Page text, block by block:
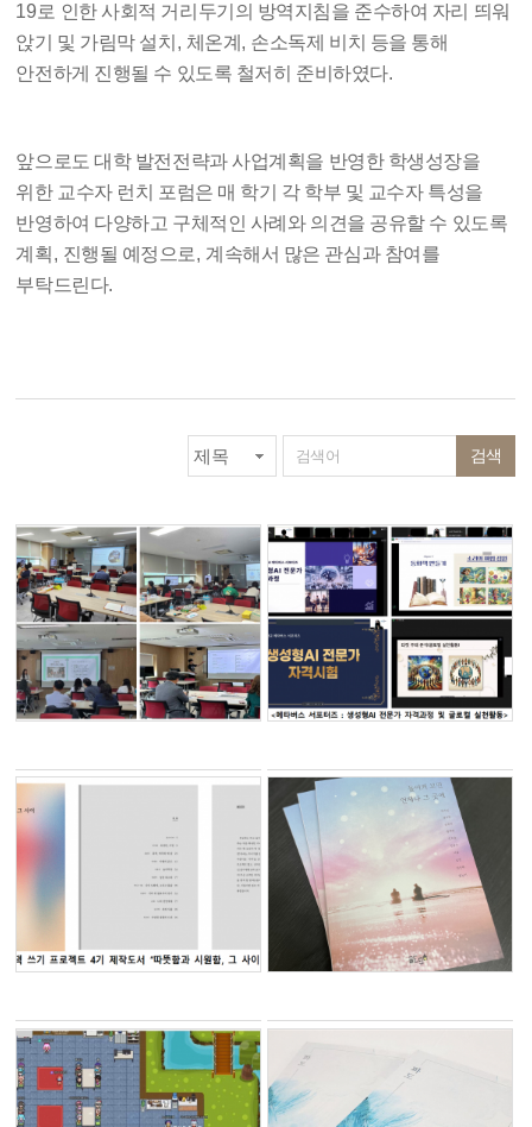
19 로 인한 사회적 거리두기의 방역지침을 준수하여 자리 띄워
앉기 및 가림막 설치 , 체온계 , 손소독제 비치 등을 통해
안전하게 진행될 수 있도록 철저히 준비하였다.
앞으로도 대학 발전전략과 사업계획을 반영한 학생성장을
위한 교수자 런치 포럼은 매 학기 각 학부 및 교수자 특성을
반영하여 다양하고 구체적인 사례와 의견을 공유할 수 있도록
계획, 진행될 예정으로, 계속해서 많은 관심과 참여를
부탁드린다.